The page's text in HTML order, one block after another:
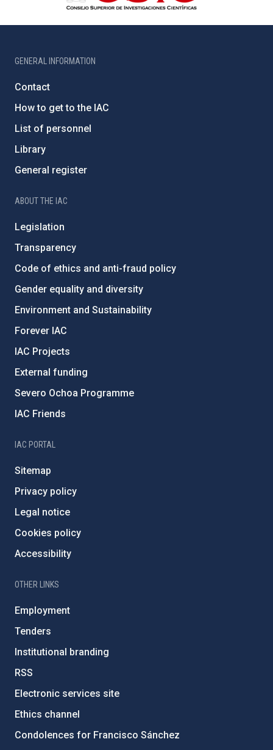
GENERAL INFORMATION
Contact
How to get to the IAC
List of personnel
Library
General register
ABOUT THE IAC
Legislation
Transparency
Code of ethics and anti-fraud policy
Gender equality and diversity
Environment and Sustainability
Forever IAC
IAC Projects
External funding
Severo Ochoa Programme
IAC Friends
IAC PORTAL
Sitemap
Privacy policy
Legal notice
Cookies policy
Accessibility
OTHER LINKS
Employment
Tenders
Institutional branding
RSS
Electronic services site
Ethics channel
Condolences for Francisco Sánchez